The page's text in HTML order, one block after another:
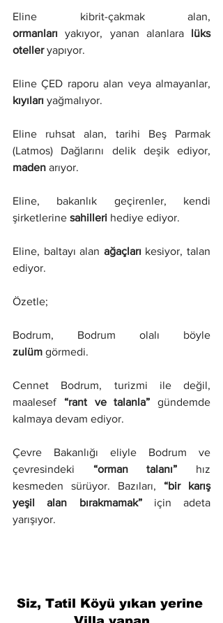
ormanları yakıyor, yanan alanlara lüks
oteller yapıyor.
kıyıları yağmalıyor.
Eline ruhsat alan, tarihi Beş Parmak
maden arıyor.
Eline, bakanlık geçirenler, kendi
şirketlerine sahilleri hediye ediyor.
Eline, baltayı alan ağaçları kesiyor, talan
ediyor.
Özetle;
zulüm görmedi.
Cennet Bodrum, turizmi ile değil,
maalesef “rant ve talanla” gündemde
kalmaya devam ediyor.
Çevre Bakanlığı eliyle Bodrum ve
çevresindeki “orman talanı” hız
kesmeden sürüyor. Bazıları, “bir karış
yeşil alan bırakmamak” için adeta
yarışıyor.
Siz, Tatil Köyü yıkan yerine